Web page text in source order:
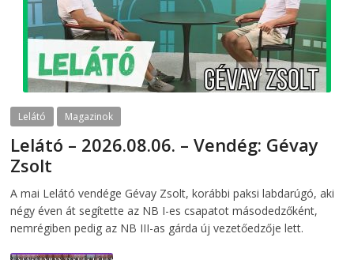
Lelátó Magazinok
Lelátó – 2026.08.06. – Vendég: Gévay
Zsolt
A mai Lelátó vendége Gévay Zsolt, korábbi paksi labdarúgó, aki
négy éven át segítette az NB I-es csapatot másodedzőként,
nemrégiben pedig az NB III-as gárda új vezetőedzője lett.